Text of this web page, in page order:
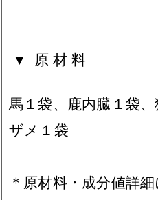
原材料
馬１袋、鹿内臓１袋
ザメ１袋
＊原材料・成分値詳